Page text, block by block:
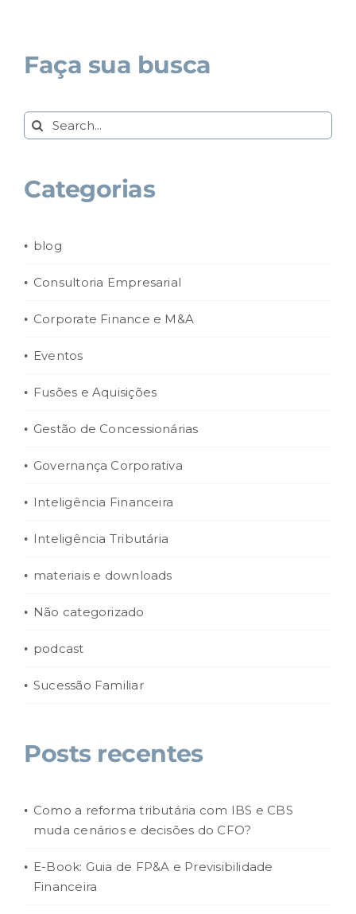
Faça sua busca
Search
for:
Categorias
blog
Consultoria Empresarial
Corporate Finance e M&A
Eventos
Fusões e Aquisições
Gestão de Concessionárias
Governança Corporativa
Inteligência Financeira
Inteligência Tributária
materiais e downloads
Não categorizado
podcast
Sucessão Familiar
Posts recentes
Como a reforma tributária com IBS e CBS
muda cenários e decisões do CFO?
E-Book: Guia de FP&A e Previsibilidade
Financeira